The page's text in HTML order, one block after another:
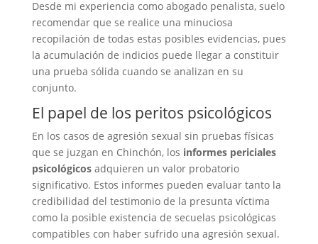
Desde mi experiencia como abogado penalista, suelo
recomendar que se realice una minuciosa
recopilación de todas estas posibles evidencias, pues
la acumulación de indicios puede llegar a constituir
una prueba sólida cuando se analizan en su
conjunto.
El papel de los peritos psicológicos
En los casos de agresión sexual sin pruebas físicas
que se juzgan en Chinchón, los informes periciales
psicológicosadquieren un valor probatorio
significativo. Estos informes pueden evaluar tanto la
credibilidad del testimonio de la presunta víctima
como la posible existencia de secuelas psicológicas
compatibles con haber sufrido una agresión sexual.